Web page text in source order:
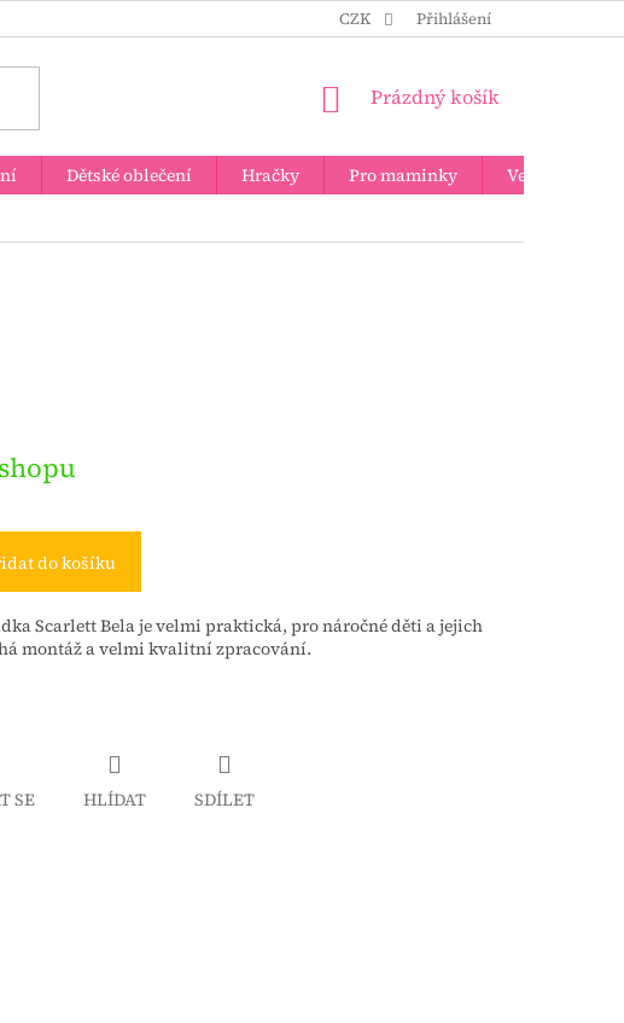
CZK Přihlášení
NÁKUPNÍ
Prázdný košík
Dětské oblečení Hračky Pro maminky
Velkoobchod
do košíku
Scarlett Bela je velmi praktická, pro náročné děti a jejich
montáž a velmi kvalitní zpracování.
SE HLÍDAT SDÍLET